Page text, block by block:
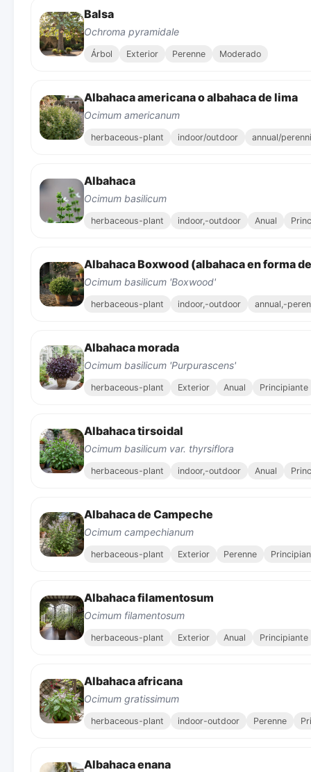
Balsa
Ochroma pyramidale
Árbol Exterior Perenne Moderado
Albahaca americana o albahaca de lima
Ocimum americanum
herbaceous-plant indoor/outdoor annual/
Albahaca
Ocimum basilicum
herbaceous-plant indoor,-outdoor Anual
Albahaca Boxwood (albahaca en forma
Ocimum basilicum 'Boxwood'
herbaceous-plant indoor,-outdoor annual,-
Albahaca morada
Ocimum basilicum 'Purpurascens'
herbaceous-plant Exterior Anual Principiante
Albahaca tirsoidal
Ocimum basilicum var. thyrsiflora
herbaceous-plant indoor,-outdoor Anual
Albahaca de Campeche
Ocimum campechianum
herbaceous-plant Exterior Perenne
Albahaca filamentosum
Ocimum filamentosum
herbaceous-plant Exterior Anual Principiante
Albahaca africana
Ocimum gratissimum
herbaceous-plant indoor-outdoor Perenne
Albahaca enana